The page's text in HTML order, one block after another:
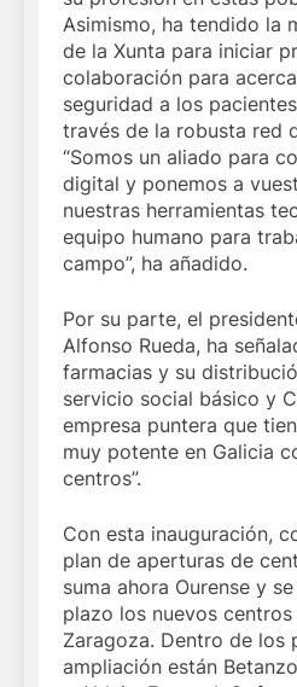
Asimismo, ha tendido la
de la Xunta para iniciar
colaboración para
seguridad a los
través de la robusta red
“Somos un aliado para
digital y ponemos a
nuestras herramientas
equipo humano para
campo”, ha añadido.
Por su parte, el
Alfonso Rueda, ha
farmacias y su
servicio social básico y
empresa puntera que
muy potente en Galicia
centros”.
Con esta inauguración,
plan de aperturas de
suma ahora Ourense y
plazo los nuevos
Zaragoza. Dentro de los
ampliación están